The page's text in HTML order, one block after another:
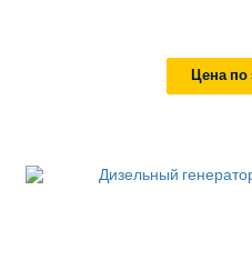
Цена по